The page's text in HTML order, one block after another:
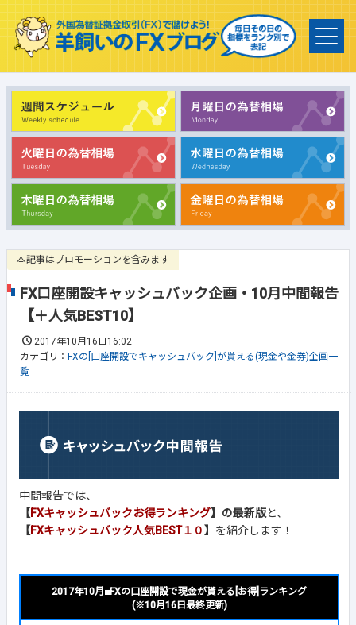
本記事はプロモーションを含みます
FX口座開設キャッシュバック企画・10月中間報告
【＋人気BEST10】
2017年10月16日16:02
カテゴリ： FXの[口座開設でキャッシュバック]が貰える(現金や金券)企画一
覧
中間報告では、
【FXキャッシュバックお得ランキング】の最新版と、
【FXキャッシュバック人気BEST１０ 】 を紹介します！
2017年10月■FXの口座開設で現金が貰える[お得]ランキング
(※10月16日最終更新)